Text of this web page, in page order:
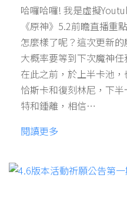
哈囉哈囉! 我是虛擬
《原神》5.2前瞻直播重
怎麼樣了呢？這次更新
大概率要等到下次魔神
在此之前，於上半卡池
恰斯卡和復刻林尼，下
特和鍾離，相信…
閱讀更多